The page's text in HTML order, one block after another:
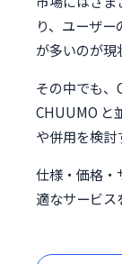
り、ユーザ
が多いのが現
その中でも、
CHUUMO と
や併用を検討
仕様・価格・
適なサービス